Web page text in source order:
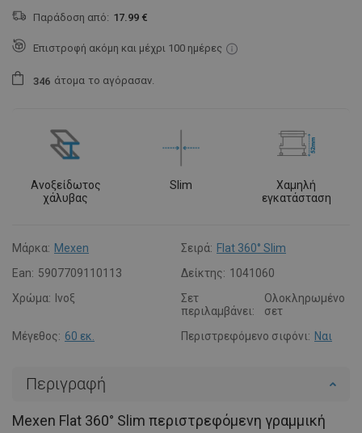
Παράδοση από: 17.99 €
Επιστροφή ακόμη και μέχρι 100 ημέρες
346 άτομα το αγόρασαν.
Ανοξείδωτος
χάλυβας
Slim
Χαμηλή
εγκατάσταση
Μάρκα: Mexen Σειρά: Flat 360° Slim
Ean: 5907709110113 Δείκτης: 1041060
Χρώμα: Ινοξ
Σετ
περιλαμβάνει:
Ολοκληρωμένο
σετ
Μέγεθος: 60 εκ. Περιστρεφόμενο σιφόνι: Ναι
Περιγραφή
Mexen Flat 360° Slim περιστρεφόμενη γραμμική